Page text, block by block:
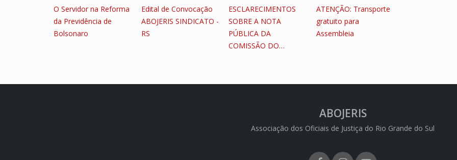
O Servidor na Reforma
da Previdência de
Bolsonaro
Edital de Convocação
ABOJERIS SINDICATO -
RS
ESCLARECIMENTOS
SOBRE A NOTA
PÚBLICA DA
COMISSÃO DO…
ATENÇÃO: Transporte
gratuito para
Assembleia
ABOJERIS
Associação dos Oficiais de Justiça do Rio Grande do Sul